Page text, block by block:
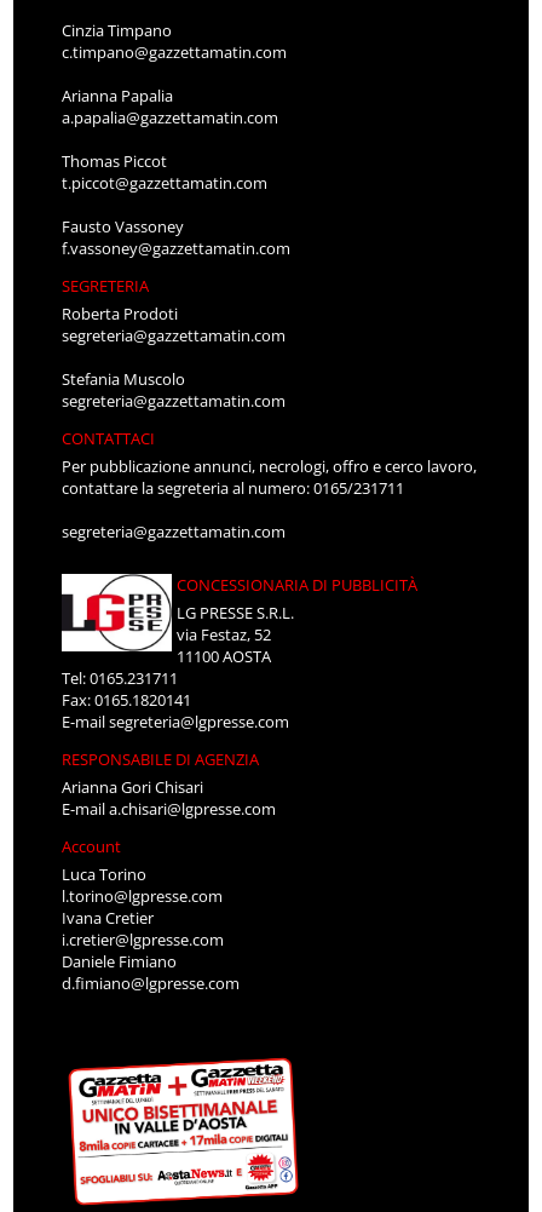
Cinzia Timpano
c.timpano@gazzettamatin.com
Arianna Papalia
a.papalia@gazzettamatin.com
Thomas Piccot
t.piccot@gazzettamatin.com
Fausto Vassoney
f.vassoney@gazzettamatin.com
SEGRETERIA
Roberta Prodoti
segreteria@gazzettamatin.com
Stefania Muscolo
segreteria@gazzettamatin.com
CONTATTACI
Per pubblicazione annunci, necrologi, offro e cerco lavoro,
contattare la segreteria al numero: 0165/231711
segreteria@gazzettamatin.com
CONCESSIONARIA DI PUBBLICITÀ
LG PRESSE S.R.L.
via Festaz, 52
11100 AOSTA
Tel: 0165.231711
Fax: 0165.1820141
E-mailsegreteria@lgpresse.com
RESPONSABILE DI AGENZIA
Arianna Gori Chisari
E-maila.chisari@lgpresse.com
Account
Luca Torino
l.torino@lgpresse.com
Ivana Cretier
i.cretier@lgpresse.com
Daniele Fimiano
d.fimiano@lgpresse.com